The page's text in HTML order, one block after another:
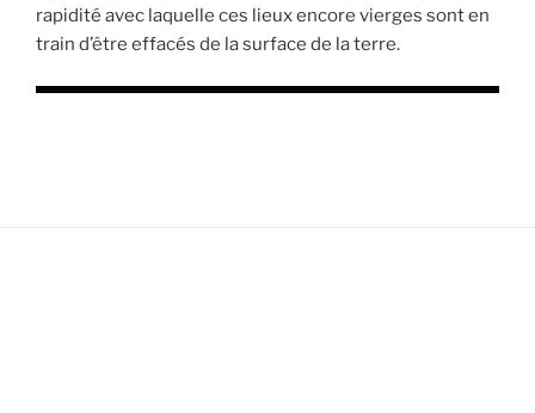
rapidité avec laquelle ces lieux encore vierges sont en
train d’être effacés de la surface de la terre.